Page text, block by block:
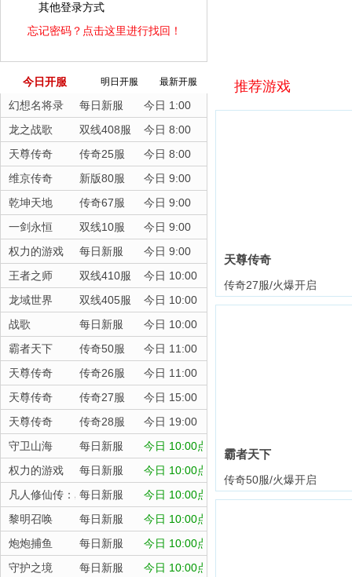
其他登录方式
忘记密码？点击这里进行找回！
今日开服 明日开服 最新开服
幻想名将录 每日新服
今日 1:00
龙之战歌
双线408服
今日 8:00
天尊传奇
传奇25服
今日 8:00
维京传奇
新版80服
今日 9:00
乾坤天地
传奇67服
今日 9:00
一剑永恒
双线10服
今日 9:00
权力的游戏
每日新服
今日 9:00
王者之师
双线410服
今日 10:00
龙域世界
双线405服
今日 10:00
战歌
每日新服
今日 10:00
霸者天下
传奇50服
今日 11:00
天尊传奇
传奇26服
今日 11:00
天尊传奇
传奇27服
今日 15:00
天尊传奇
传奇28服
今日 19:00
守卫山海
每日新服
今日 10:00点
权力的游戏
每日新服
今日 10:00点
凡人修仙传：星海飞驰
每日新服
今日 10:00点
黎明召唤
每日新服
今日 10:00点
炮炮捕鱼
每日新服
今日 10:00点
守护之境
每日新服
今日 10:00点
推荐游戏
天尊传奇
传奇27服/火爆开启
霸者天下
传奇50服/火爆开启